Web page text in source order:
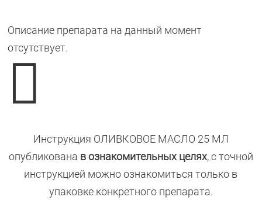
Описание препарата на данный момент
отсутствует.

Инструкция ОЛИВКОВОЕ МАСЛО 25 МЛ
опубликована в ознакомительных целях, с точной
инструкцией можно ознакомиться только в
упаковке конкретного препарата.